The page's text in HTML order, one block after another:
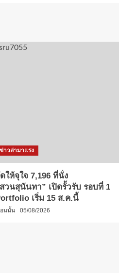
ข่าวล่ามาแรง
ให้จุใจ 7,196 ที่นั่ง
วนสุนันทา” เปิดรั้วรับ รอบที่ 1
เริ่ม 15 ส.ค.นี้
นนั้น 05/08/2026